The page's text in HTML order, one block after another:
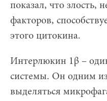
показал, что злость,
факторов,
этого цитокина.
Интерлюкин 1β –
системы. Он одним
выделяться